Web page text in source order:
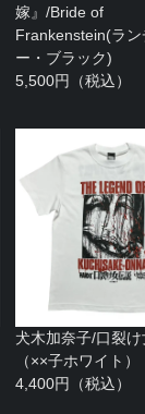
嫁』/Bride of
Frankenstein(ラン
ー・ブラック)
5,500円（税込）
犬木加奈子/口裂け
（××子ホワイト）
4,400円（税込）